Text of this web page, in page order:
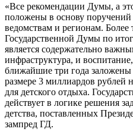
«Все рекомендации Думы, а
положены в основу
ведомствам и регионам.
Государственной Думы по
является содержательно
инфраструктура, и
ближайшие три года заложены
размере 3 миллиардов рублей
для детского отдыха.
действует в логике решения
детства, поставленных
зампред ГД.